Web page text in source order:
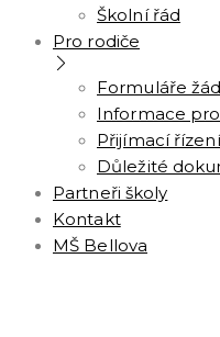
Školní řád
Pro rodiče
Formuláře
Informace
Přijímací
Důležité
Partneři školy
Kontakt
MŠ Bellova